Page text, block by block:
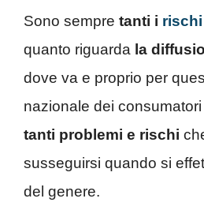
Sono sempre tanti i rischi
quanto riguarda la
dove va e proprio per
nazionale dei
tanti problemi e rischi
susseguirsi quando si
del genere.